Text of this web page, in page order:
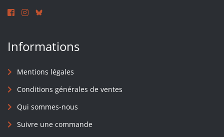
Informations
Mentions légales
Conditions générales de ventes
Qui sommes-nous
Suivre une commande